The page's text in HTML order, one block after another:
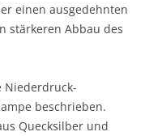
einen ausgedehnten
stärkeren Abbau des
Niederdruck-
beschrieben.
Quecksilber und